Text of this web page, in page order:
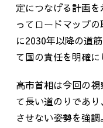
定につなげる計画
ってロードマップ
に2030年以降の道
て国の責任を明確に
高市首相は今回の
て長い道のりであ
させない姿勢を強